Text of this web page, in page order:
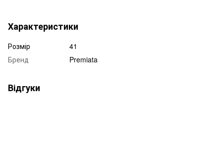
Характеристики
Розмір
41
Бренд
Premiata
Відгуки